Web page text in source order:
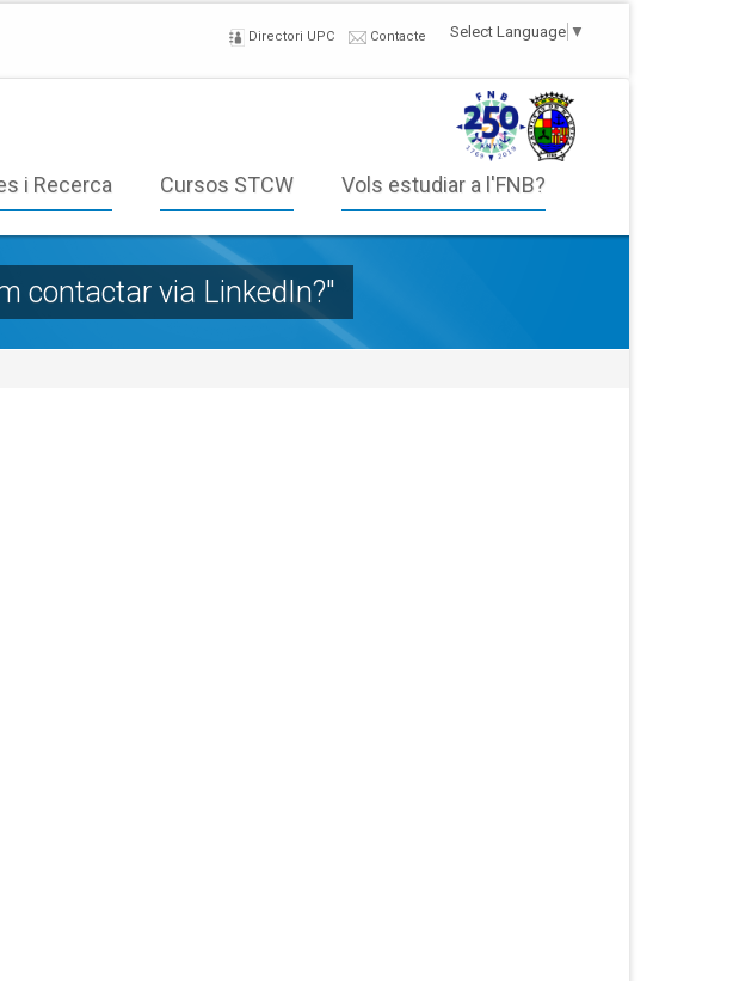
Select Language ▼
Directori UPC Contacte
i Recerca Cursos STCW Vols estudiar a l'FNB?
contactar via LinkedIn?"